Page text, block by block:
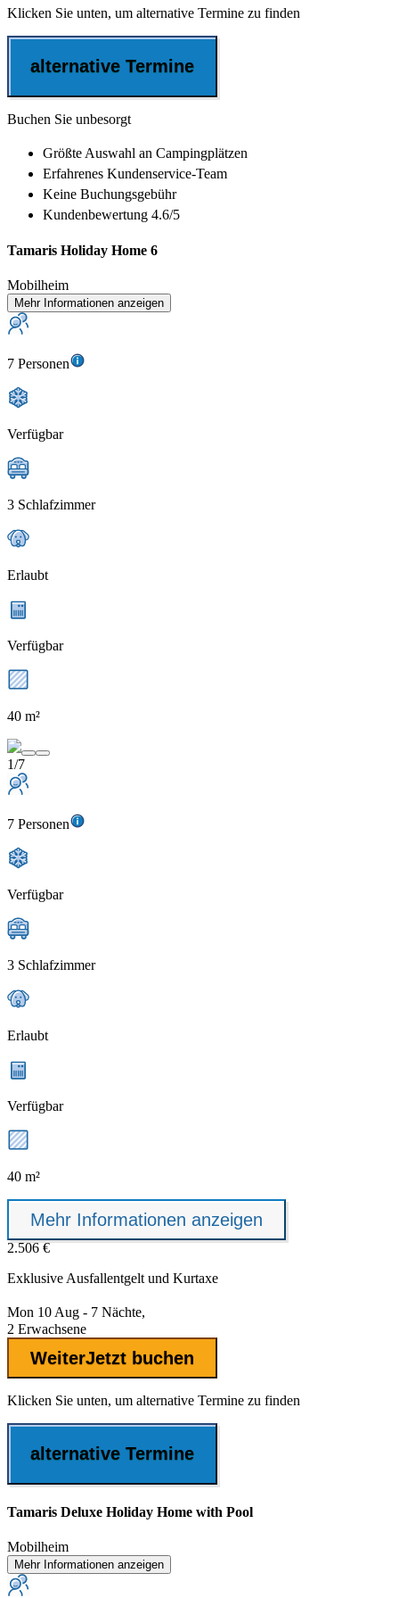
Klicken Sie unten, um alternative Termine zu finden
alternative Termine
Buchen Sie unbesorgt
Größte Auswahl an Campingplätzen
Erfahrenes Kundenservice-Team
Keine Buchungsgebühr
Kundenbewertung 4.6/5
Tamaris Holiday Home 6
Mobilheim
Mehr Informationen anzeigen
7 Personen
Verfügbar
3 Schlafzimmer
Erlaubt
Verfügbar
40 m²
1/7
7 Personen
Verfügbar
3 Schlafzimmer
Erlaubt
Verfügbar
40 m²
Mehr Informationen anzeigen
2.506 €
Exklusive Ausfallentgelt und Kurtaxe
Mon 10 Aug - 7 Nächte,
2 Erwachsene
WeiterJetzt buchen
Klicken Sie unten, um alternative Termine zu finden
alternative Termine
Tamaris Deluxe Holiday Home with Pool
Mobilheim
Mehr Informationen anzeigen